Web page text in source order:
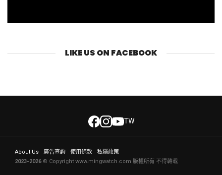
LIKE US ON FACEBOOK
TW
About Us 廣告查詢 使用條款
私隱政策
2023-2026© Copyright www.mingwatch.com 版權所有 不得轉載